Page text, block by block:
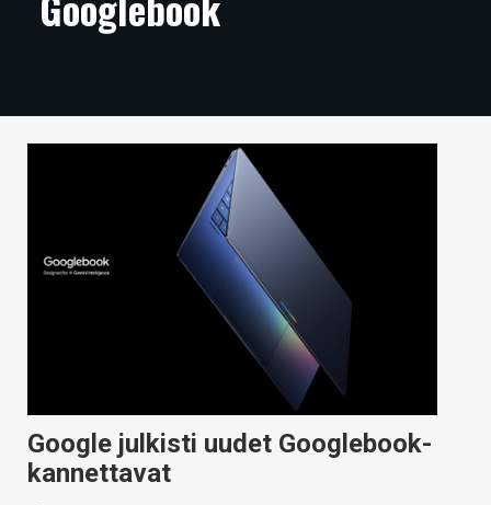
ARTIKKELIT
TECHBBS
KAUPPA
HAKU
Google julkisti uudet Googlebook-
kannettavat